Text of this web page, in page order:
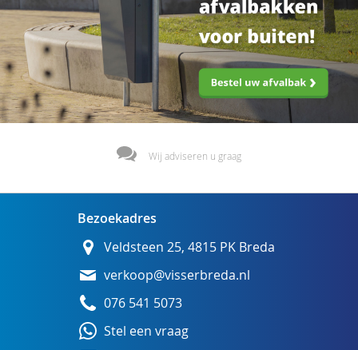
Wij adviseren u graag
Bezoekadres
Veldsteen 25, 4815 PK Breda
verkoop@visserbreda.nl
076 541 5073
Stel een vraag